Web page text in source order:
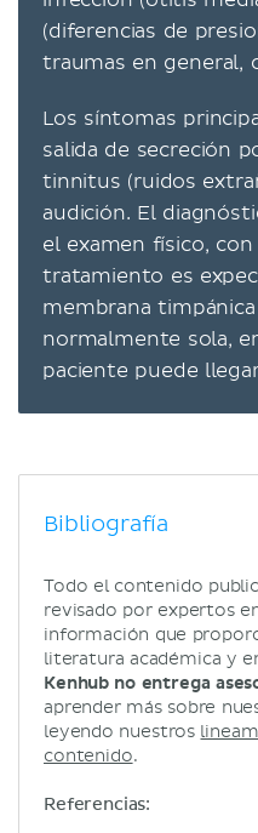
(diferencias de
traumas en general,
Los síntomas
salida de secreción
tinnitus (ruidos
audición. El
el examen físico,
tratamiento es
membrana
normalmente sola,
paciente puede
Bibliografía
Todo el contenido
revisado por expertos
información que
literatura académica y
Kenhub no entrega
aprender más sobre
leyendo nuestros
contenido.
Referencias: